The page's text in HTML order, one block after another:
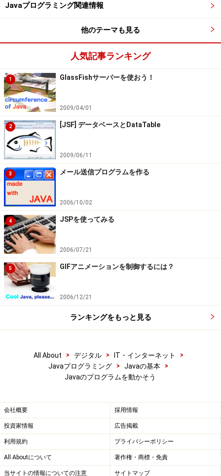
Javaプログラミング関連情報
他のテーマも見る
人気記事ランキング
1 GlassFishサーバーを使おう！
2009/04/01
2 [JSF] データベースとDataTable
2009/06/11
3 メール送信プログラムを作る
2006/10/02
4 JSPを使ってみる
2006/07/21
5 GIFアニメーションを制御するには？
2006/12/21
ランキングをもっと見る
All About > デジタル > IT・インターネット
>
Javaプログラミング
> Javaの基本
>
Javaのプログラムを動かそう
会社概要 採用情報
投資家情報 広告掲載
利用規約 プライバシーポリシー
All Aboutについて 著作権・商標・免責
当サイトの情報についての注意 サイトマップ